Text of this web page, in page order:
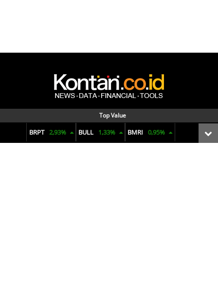
Top Value
BRPT 2,93% BULL 1,33% BMRI 0,95%
Menyajikan data dan informasi terkini seputar pasar keuangan,
reksadana, bunga deposito, ekonomi makro, komoditas, hingga
penjualan mobil. Dengan visual yang informatif dan analisis yang
tajam untuk membuat pengambilan keputusan finansial.